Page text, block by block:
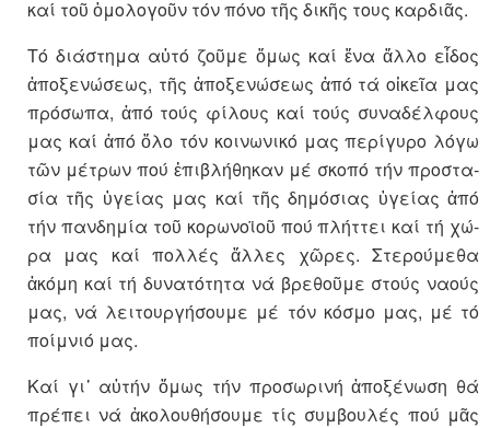
καί τοῦ ὁμο­λο­γοῦν τόν πόνο τῆς δικῆς τους καρδιᾶς.
Tό διάστημα αὐτό ζοῦμε ὅμως καί ἕνα ἄλλο εἶδος
ἀποξενώσεως, τῆς ἀποξενώσεως ἀπό τά οἰκεῖα μας
πρόσωπα, ἀπό τούς φίλους καί τούς συναδέλφους
μας καί ἀπό ὅλο τόν κοινωνικό μας περί­γυ­ρο λόγω
τῶν μέτρων πού ἐπι­βλή­θη­καν μέ σκοπό τήν προστα­
σία τῆς ὑγείας μας καί τῆς δημό­σιας ὑγεί­ας ἀπό
τήν πανδημία τοῦ κο­ρω­νοϊοῦ πού πλήττει καί τή χώ­
ρα μας καί πολλές ἄλλες χῶρες. Στερούμεθα
ἀκόμη καί τή δυνατότητα νά βρεθοῦμε στούς ναούς
μας, νά λειτουργήσουμε μέ τόν κόσμο μας, μέ τό
ποίμνιό μας.
Καί γι᾽ αὐτήν ὅμως τήν προ­σω­ρι­νή ἀπο­­­­ξένωση θά
πρέπει νά ἀκο­λου­­θή­σουμε τίς συμβουλές πού μᾶς